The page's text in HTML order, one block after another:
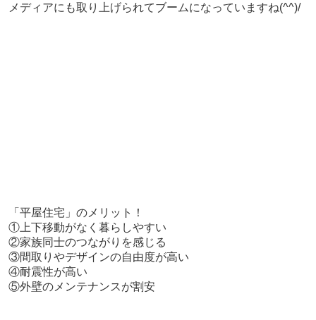
メディアにも取り上げられてブームになっていますね(^^)/
「平屋住宅」のメリット！
①上下移動がなく暮らしやすい
②家族同士のつながりを感じる
③間取りやデザインの自由度が高い
④耐震性が高い
⑤外壁のメンテナンスが割安